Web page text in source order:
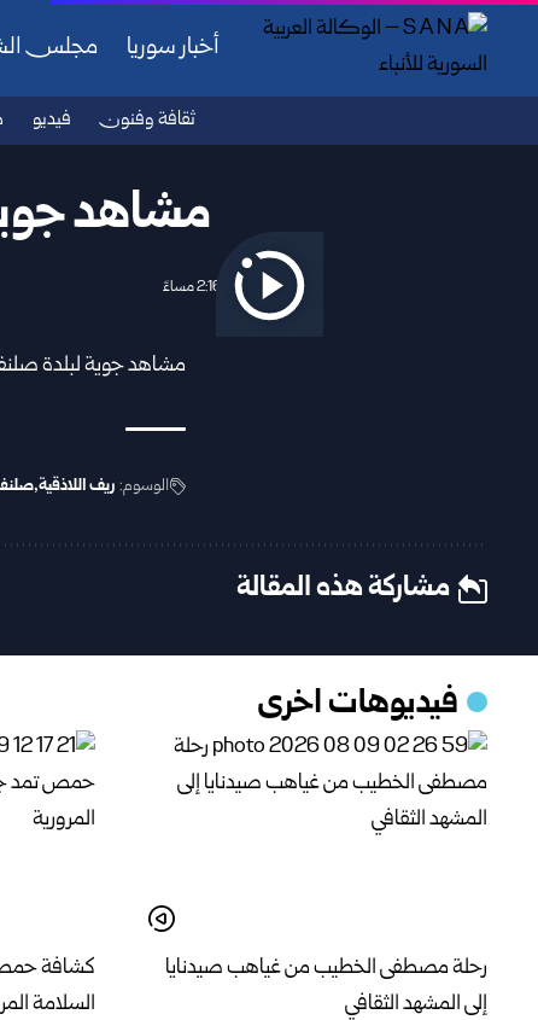
أخبار سوريا مجلس
ثقافة وفنون فيديو
مشاهد
2026/06/08 2:16 مساءً
مشاهد جوية لبلدة
الوسوم: ريف اللاذقية
مشاركة هذه المقالة
فيديوهات اخرى
رحلة مصطفى الخطيب من غياهب صيدنايا
إلى المشهد الثقافي
كشافة حمص
السلامة